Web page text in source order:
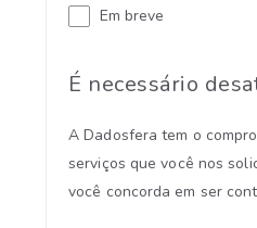
Em breve
É necessário
A Dadosfera tem o
serviços que você nos
você concorda em ser